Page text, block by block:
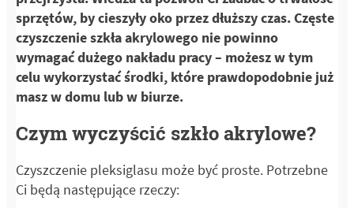
sprzętów, by cieszyły oko przez dłuższy czas. Częste
czyszczenie szkła akrylowego nie powinno
wymagać dużego nakładu pracy – możesz w tym
celu wykorzystać środki, które prawdopodobnie już
masz w domu lub w biurze.
Czym wyczyścić szkło akrylowe?
Czyszczenie pleksiglasu może być proste. Potrzebne
Ci będą następujące rzeczy: